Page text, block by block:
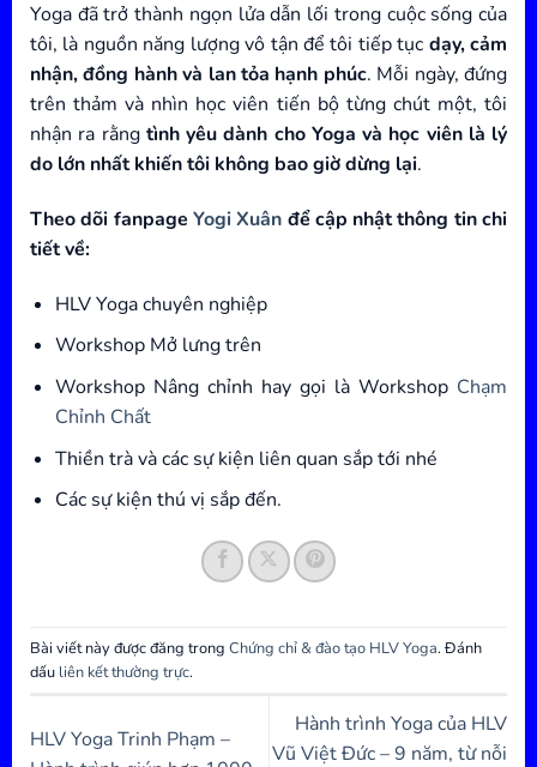
Yoga đã trở thành ngọn lửa dẫn lối trong cuộc sống của
tôi, là nguồn năng lượng vô tận để tôi tiếp tục dạy, cảm
nhận, đồng hành và lan tỏa hạnh phúc. Mỗi ngày, đứng
trên thảm và nhìn học viên tiến bộ từng chút một, tôi
nhận ra rằng tình yêu dành cho Yoga và học viên là lý
do lớn nhất khiến tôi không bao giờ dừng lại.
Theo dõi fanpage Yogi Xuân để cập nhật thông tin chi
tiết về:
HLV Yoga chuyên nghiệp
Workshop Mở lưng trên
Workshop Nâng chỉnh hay gọi là Workshop Chạm
Chỉnh Chất
Thiền trà và các sự kiện liên quan sắp tới nhé
Các sự kiện thú vị sắp đến.
Bài viết này được đăng trong Chứng chỉ & đào tạo HLV Yoga. Đánh
dấu liên kết thường trực.
HLV Yoga Trinh Phạm –
Hành trình Yoga của HLV
Vũ Việt Đức – 9 năm, từ nỗi